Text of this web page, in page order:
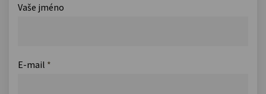
Vaše jméno
E-mail *